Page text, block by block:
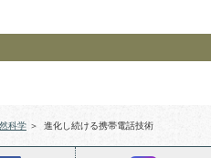
科学 ＞ 進化し続ける携帯電話技術